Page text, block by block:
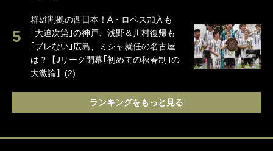
群雄割拠の西日本！A・ロペス加入も
｢大迫次第｣の神戸、浅野＆川村復帰も
｢ブレない｣広島、ミシャ就任の名古屋
は？【Jリーグ開幕｢初めての秋春制｣の
大激論】(2)
ランキングをもっと見る